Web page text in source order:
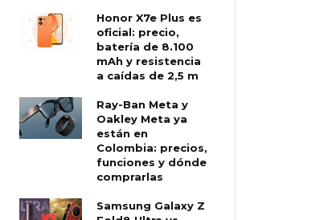
Honor X7e Plus es
oficial: precio,
batería de 8.100
mAh y resistencia
a caídas de 2,5 m
Ray-Ban Meta y
Oakley Meta ya
están en
Colombia: precios,
funciones y dónde
comprarlas
Samsung Galaxy Z